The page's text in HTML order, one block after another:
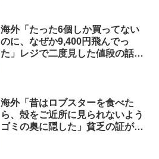
海外「たった6個しか買ってない
のに、なぜか9,400円飛んでっ
た」レジで二度見した値段の話…
海外「昔はロブスターを食べた
ら、殻をご近所に見られないよう
ゴミの奥に隠した」貧乏の証が贅